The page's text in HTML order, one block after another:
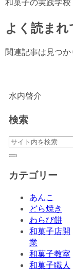
よく読ま
関連記事は見つか
水内啓介
検索
カテゴリー
あんこ
どら焼き
わらび餅
和菓子店開
業
和菓子教室
和菓子職人